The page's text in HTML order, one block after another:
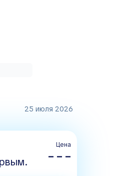
25 июля 2026
Цена
– – –